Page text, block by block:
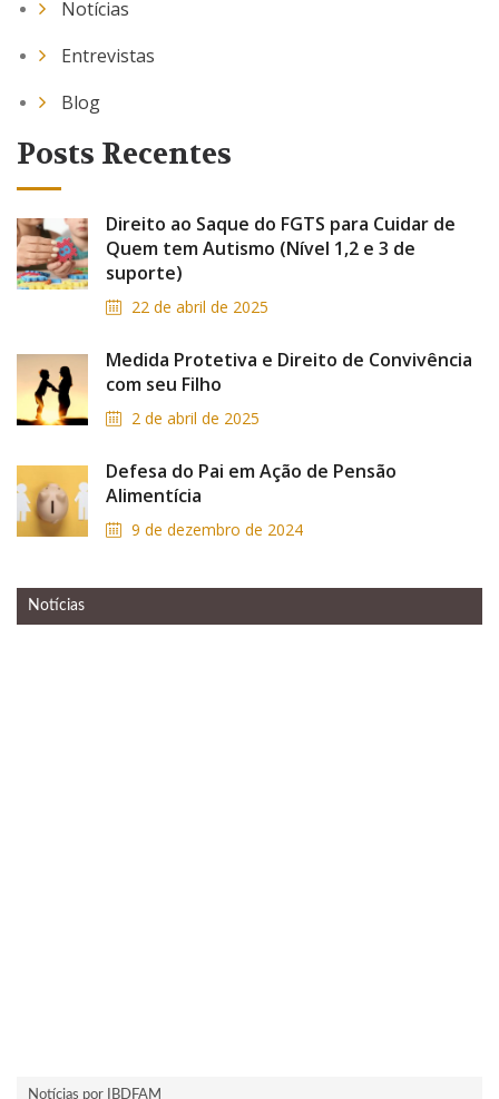
Notícias
Entrevistas
Blog
Posts Recentes
Direito ao Saque do FGTS para Cuidar de
Quem tem Autismo (Nível 1,2 e 3 de
suporte)
22 de abril de 2025
Medida Protetiva e Direito de Convivência
com seu Filho
2 de abril de 2025
Defesa do Pai em Ação de Pensão
Alimentícia
9 de dezembro de 2024
Notícias
Notícias por IBDFAM